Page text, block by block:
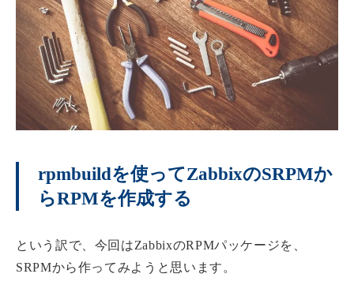
rpmbuildを使ってZabbixのSRPMか
らRPMを作成する
という訳で、今回はZabbixのRPMパッケージを、
SRPMから作ってみようと思います。